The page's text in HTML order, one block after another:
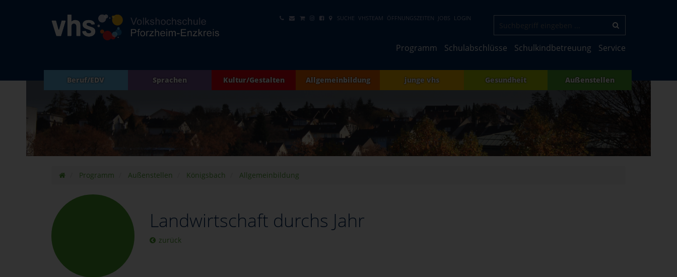
SUCHE VHSTEAM ÖFFNUNGSZEITEN JOBS LOGIN
Programm Schulabschlüsse Schulkindbetreuung Service
Beruf/EDV Sprachen Kultur/Gestalten Allgemeinbildung junge vhs Gesundheit Außenstellen
Programm Außenstellen Königsbach Allgemeinbildung
Landwirtschaft durchs Jahr
zurück